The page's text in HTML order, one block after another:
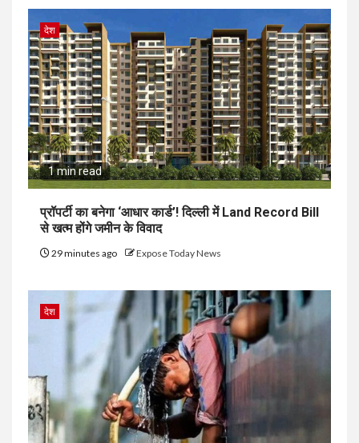
देश
1 min read
प्रॉपर्टी का बनेगा ‘आधार कार्ड’! दिल्ली में Land Record Bill
से खत्म होंगे जमीन के विवाद
29 minutes ago Expose Today News
देश